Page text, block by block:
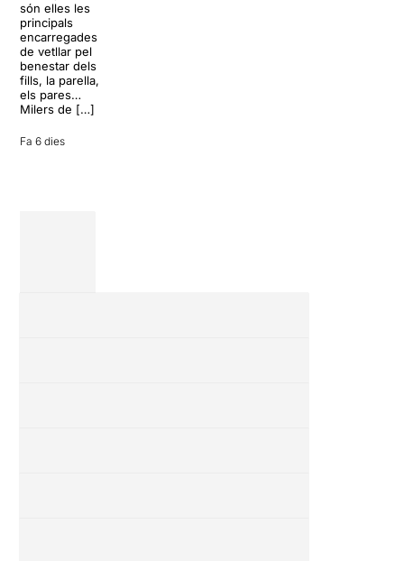
són elles les
principals
encarregades
de vetllar pel
benestar dels
fills, la parella,
els pares…
Milers de […]
Fa 6 dies